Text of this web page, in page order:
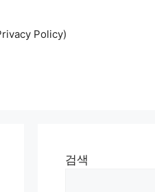
Policy)
검색